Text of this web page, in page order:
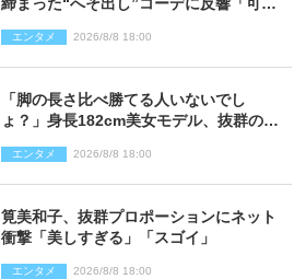
締まった“へそ出し”コーデに反響「可愛
エンタメ 2026/8/8 18:00
「脚の長さ比べ勝てる人いないでし
ょ？」身長182cm美女モデル、抜群のプ
エンタメ 2026/8/8 18:00
筧美和子、抜群プロポーションにネット
衝撃「美しすぎる」「スゴイ」
エンタメ 2026/8/8 18:00